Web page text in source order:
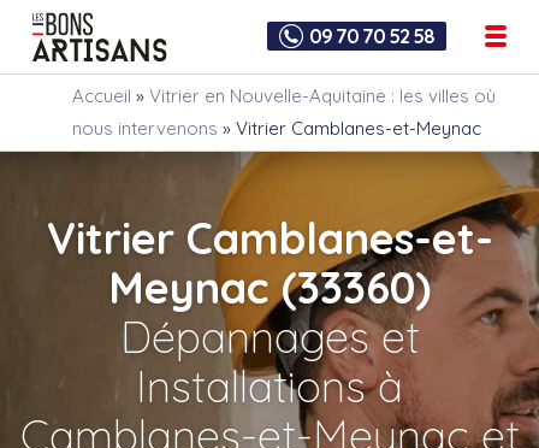
09 70 70 52 58
Accueil » Vitrier en Nouvelle-Aquitaine : les villes où
nous intervenons » Vitrier Camblanes-et-Meynac
Vitrier Camblanes-et-
Meynac (33360)
Dépannages et
Installations à
Camblanes-et-Meynac et